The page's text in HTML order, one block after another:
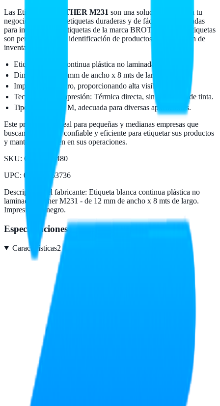
Las Etiquetas BROTHER M231 son una solución ideal para tu
negocio si necesitas etiquetas duraderas y de fácil uso. Diseñadas
para impresoras de etiquetas de la marca BROTHER, estas etiquetas
son perfectas para la identificación de productos, organización de
inventarios y más.
Etiqueta blanca continua plástica no laminada.
Dimensiones: 12 mm de ancho x 8 mts de largo.
Impresión en negro, proporcionando alta visibilidad.
Tecnología de impresión: Térmica directa, sin necesidad de tinta.
Tipo de etiqueta: M, adecuada para diversas aplicaciones.
Este producto es ideal para pequeñas y medianas empresas que
buscan una opción confiable y eficiente para etiquetar sus productos
y mantener el orden en sus operaciones.
SKU: CARBRT480
UPC: 012502053736
Descripción del fabricante: Etiqueta blanca continua plástica no
laminada Brother M231 - de 12 mm de ancho x 8 mts de largo.
Impresión en negro.
Especificaciones
Características2